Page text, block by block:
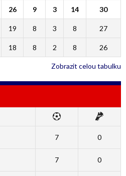
26 9 3 14 30
19 8 3 8 27
18 8 2 8 26
Zobrazit celou tabulku
7 0
7 0